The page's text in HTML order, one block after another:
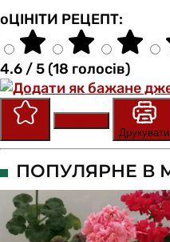
оЦІНІТИ РЕЦЕПТ:
4.6 / 5 (18 голосів)
Друкувати